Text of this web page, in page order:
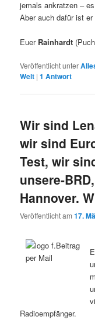
jemals ankratzen –
Aber auch dafür ist
Euer Rainhardt
Veröffentlicht unter
Welt |1 Antwort
Wir sind
wir sind
Test, wir
unsere-
Hannover.
Veröffentlicht am17.
Radioempfänger.